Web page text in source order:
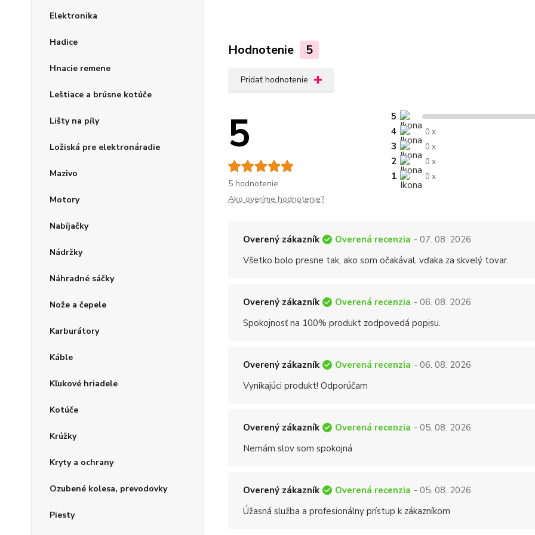
Elektronika
Hadice
Hnacie remene
Leštiace a brúsne kotúče
Lišty na píly
Ložiská pre elektronáradie
Mazivo
Motory
Nabíjačky
Nádržky
Náhradné sáčky
Nože a čepele
Karburátory
Káble
Kľukové hriadele
Kotúče
Krúžky
Kryty a ochrany
Ozubené kolesa, prevodovky
Piesty
Hodnotenie 5
Pridať hodnotenie
5
5 hodnotenie
5
4
0 x
3 0 x
2 0 x
1 0 x
Ako overíme hodnotenie?
Overený zákazník Overená recenzia - 07. 08. 2026
Všetko bolo presne tak, ako som očakával, vďaka za skvelý tovar.
Overený zákazník Overená recenzia - 06. 08. 2026
Spokojnosť na 100% produkt zodpovedá popisu.
Overený zákazník Overená recenzia - 06. 08. 2026
Vynikajúci produkt! Odporúčam
Overený zákazník Overená recenzia - 05. 08. 2026
Nemám slov som spokojná
Overený zákazník Overená recenzia - 05. 08. 2026
Úžasná služba a profesionálny prístup k zákazníkom